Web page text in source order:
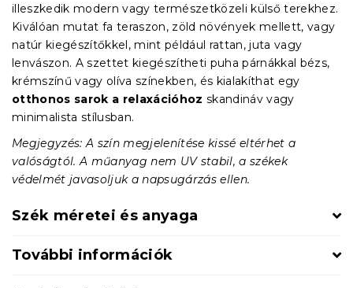
illeszkedik modern vagy természetközeli külső terekhez.
Kiválóan mutat fa teraszon, zöld növények mellett, vagy
natúr kiegészítőkkel, mint például rattan, juta vagy
lenvászon. A szettet kiegészítheti puha párnákkal bézs,
krémszínű vagy olíva színekben, és kialakíthat egy
otthonos sarok a relaxációhoz skandináv vagy
minimalista stílusban.
Megjegyzés: A szín megjelenítése kissé eltérhet a
valóságtól. A műanyag nem UV stabil, a székek
védelmét javasoljuk a napsugárzás ellen.
Szék méretei és anyaga
További információk